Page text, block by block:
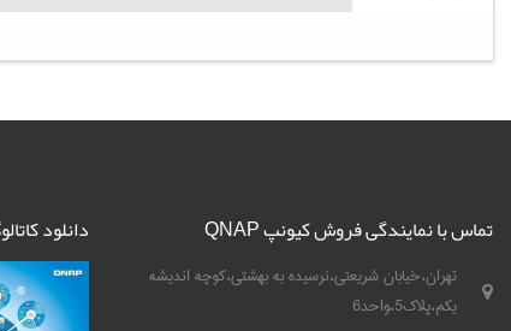
تماس با نمایندگی فروش کیونپ QNAP
تهران،خیابان شریعتی،نرسیده به بهشتی،کوچه اندیشه
یکم،پلاک5،واحد6
دانلود